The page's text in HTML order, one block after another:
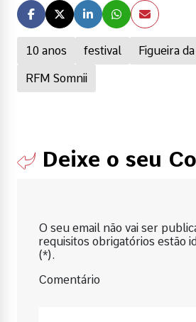
10 anos festival Figueira
RFM Somnii
Deixe o seu
O seu email não vai ser
requisitos obrigatórios estão
(*).
Comentário